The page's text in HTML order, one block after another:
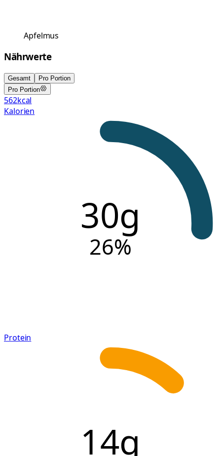
Apfelmus
Nährwerte
Gesamt
Pro Portion
Pro Portion
562kcal
Kalorien
30g
26%
Protein
14g